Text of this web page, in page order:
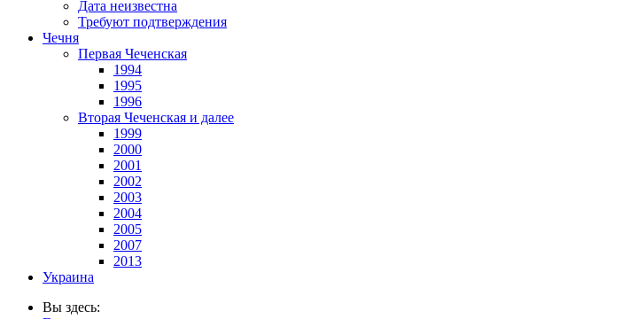
Дата неизвестна
Требуют подтверждения
Чечня
Первая Чеченская
1994
1995
1996
Вторая Чеченская и далее
1999
2000
2001
2002
2003
2004
2005
2007
2013
Украина
Вы здесь: